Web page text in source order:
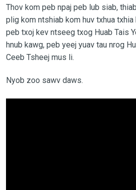
Thov kom peb npaj peb lub siab,
plig kom ntshiab kom huv txhua txhia
peb txoj kev ntseeg txog Huab Tais
hnub kawg, peb yeej yuav tau nrog
Ceeb Tsheej mus li.
Nyob zoo sawv daws.